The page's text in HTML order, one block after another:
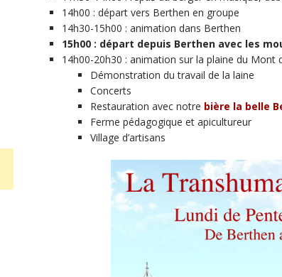
14h00 : départ vers Berthen en groupe
14h30-15h00 : animation dans Berthen
15h00 : départ depuis Berthen avec les
14h00-20h30 : animation sur la plaine du Mont
Démonstration du travail de la laine
Concerts
Restauration avec notre bière la belle
Ferme pédagogique et apicultureur
Village d’artisans